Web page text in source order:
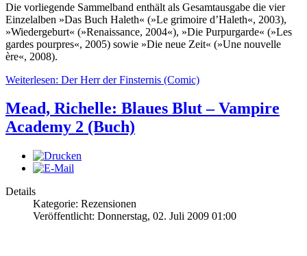
Die vorliegende Sammelband enthält als Gesamtausgabe die vier
Einzelalben »Das Buch Haleth« (»Le grimoire d’Haleth«, 2003),
»Wiedergeburt« (»Renaissance, 2004«), »Die Purpurgarde« (»Les
gardes pourpres«, 2005) sowie »Die neue Zeit« (»Une nouvelle
ère«, 2008).
Weiterlesen: Der Herr der Finsternis (Comic)
Mead, Richelle: Blaues Blut – Vampire
Academy 2 (Buch)
Details
Kategorie: Rezensionen
Veröffentlicht: Donnerstag, 02. Juli 2009 01:00